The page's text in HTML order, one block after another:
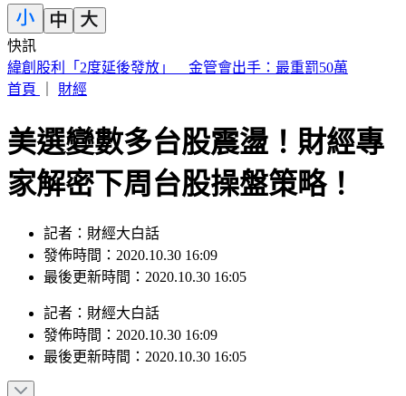
快訊
傅子純「穿病人服回家」生前暖舉惹鼻酸 愛妻心碎：我想你
了
美選變數多台股震盪！財經專
家解密下周台股操盤策略！
記者：財經大白話
發佈時間：2020.10.30 16:09
記者：財經大白話
發佈時間：2020.10.30 16:09